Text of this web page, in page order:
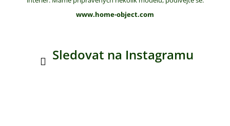
www.home-object.com
Sledovat na Instagramu